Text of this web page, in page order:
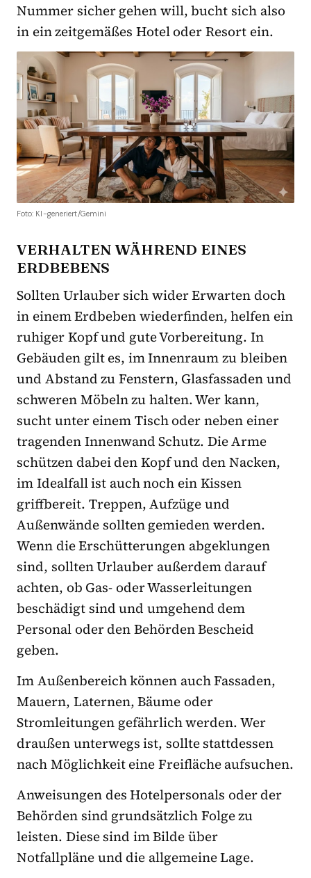
Nummer sicher gehen will, bucht sich also
in ein zeitgemäßes Hotel oder Resort ein.
Foto: KI-generiert/Gemini
VERHALTEN WÄHREND EINES
ERDBEBENS
Sollten Urlauber sich wider Erwarten doch
in einem Erdbeben wiederfinden, helfen ein
ruhiger Kopf und gute Vorbereitung. In
Gebäuden gilt es, im Innenraum zu bleiben
und Abstand zu Fenstern, Glasfassaden und
schweren Möbeln zu halten. Wer kann,
sucht unter einem Tisch oder neben einer
tragenden Innenwand Schutz. Die Arme
schützen dabei den Kopf und den Nacken,
im Idealfall ist auch noch ein Kissen
griffbereit. Treppen, Aufzüge und
Außenwände sollten gemieden werden.
Wenn die Erschütterungen abgeklungen
sind, sollten Urlauber außerdem darauf
achten, ob Gas- oder Wasserleitungen
beschädigt sind und umgehend dem
Personal oder den Behörden Bescheid
geben.
Im Außenbereich können auch Fassaden,
Mauern, Laternen, Bäume oder
Stromleitungen gefährlich werden. Wer
draußen unterwegs ist, sollte stattdessen
nach Möglichkeit eine Freifläche aufsuchen.
Anweisungen des Hotelpersonals oder der
Behörden sind grundsätzlich Folge zu
leisten. Diese sind im Bilde über
Notfallpläne und die allgemeine Lage.